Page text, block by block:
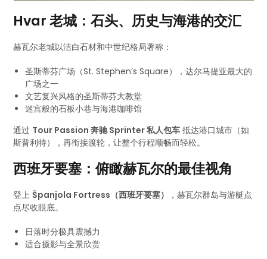
Hvar 老城：石头、历史与海港的交汇
赫瓦尔老城以洁白石材和中世纪格局著称：
圣斯蒂芬广场（St. Stephen’s Square），达尔马提亚最大的
广场之一
文艺复兴风格的圣斯蒂芬大教堂
迷宫般的石板小巷与海港咖啡馆
通过 Tour Passion 奔驰 Sprinter 私人包车 抵达港口城市（如
斯普利特），再衔接渡轮，让整个行程顺畅而轻松。
西班牙要塞：俯瞰赫瓦尔的最佳视角
登上Španjola Fortress（西班牙要塞）
，赫瓦尔群岛与游艇点
点尽收眼底。
日落时分极具震撼力
适合摄影与全景欣赏